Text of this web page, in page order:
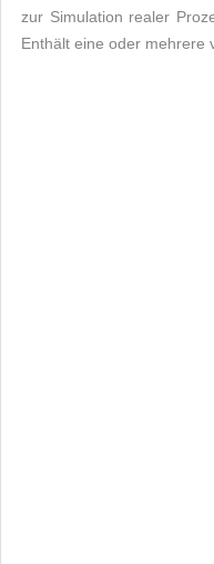
zur Simulation realer
Enthält eine oder mehrere